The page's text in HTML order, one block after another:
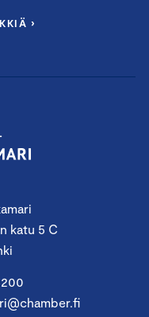
katu 5 C
›